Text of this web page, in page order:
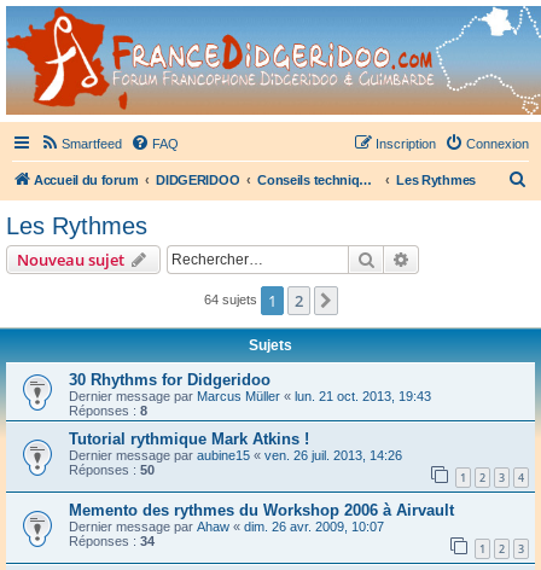
France Didgeridoo
Didgeridoo et Guimbarde sur France Didgeridoo - retrouvez la communauté.
Smartfeed FAQ Connexion
Inscription
Accueil du forum DIDGERIDOO Conseils techniques didgeridoo Les Rythmes
r
Les Rythmes
Nouveau sujet Rechercher
64 sujets 1 2
Sujets
30 Rhythms for Didgeridoo
Dernier message par Marcus Müller « lun. 21 oct. 2013, 19:43
Réponses : 8
Tutorial rythmique Mark Atkins !
Dernier message par aubine15 « ven. 26 juil. 2013, 14:26
Réponses : 50 1 2 3 4
Memento des rythmes du Workshop 2006 à Airvault
Dernier message par Ahaw « dim. 26 avr. 2009, 10:07
Réponses : 34 1 2 3